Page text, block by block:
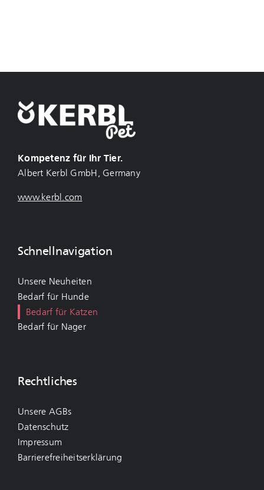
Kompetenz für Ihr Tier.
Albert Kerbl GmbH, Germany
www.kerbl.com
Schnellnavigation
Unsere Neuheiten
Bedarf für Hunde
Bedarf für Katzen
Bedarf für Nager
Rechtliches
Unsere AGBs
Datenschutz
Impressum
Barrierefreiheitserklärung